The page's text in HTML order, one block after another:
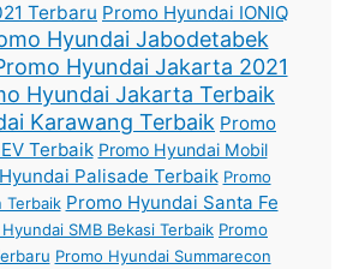
Terbaru Promo Hyundai IONIQ
Hyundai Jabodetabek
Hyundai Jakarta 2021
Hyundai Jakarta Terbaik
Karawang Terbaik Promo
Terbaik Promo Hyundai Mobil
Palisade Terbaik Promo
Terbaik Promo Hyundai Santa Fe
SMB Bekasi Terbaik Promo
Promo Hyundai Summarecon